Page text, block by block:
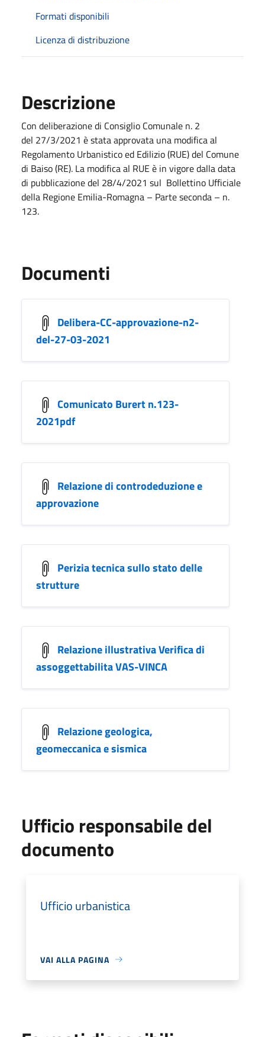
Formati disponibili
Licenza di distribuzione
Descrizione
Con deliberazione di Consiglio Comunale n. 2
del 27/3/2021 è stata approvata una modifica al
Regolamento Urbanistico ed Edilizio (RUE) del Comune
di Baiso (RE). La modifica al RUE è in vigore dalla data
di pubblicazione del 28/4/2021 sul Bollettino Ufficiale
della Regione Emilia-Romagna – Parte seconda – n.
123.
Documenti
Delibera-CC-approvazione-n2-
del-27-03-2021
Comunicato Burert n.123-
2021pdf
Relazione di controdeduzione e
approvazione
Perizia tecnica sullo stato delle
strutture
Relazione illustrativa Verifica di
assoggettabilita VAS-VINCA
Relazione geologica,
geomeccanica e sismica
Ufficio responsabile del
documento
Ufficio urbanistica
VAI ALLA PAGINA